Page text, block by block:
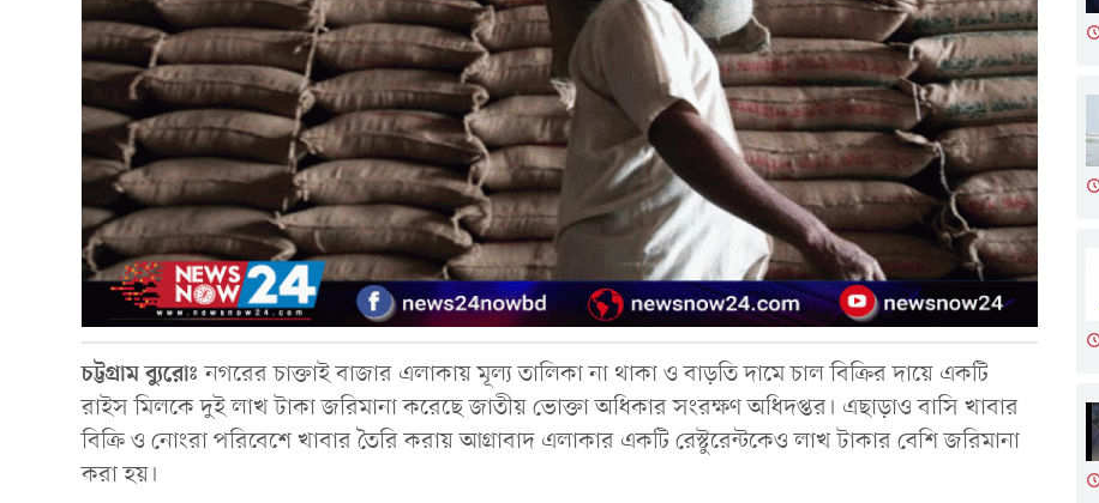
চট্টগ্রাম ব্যুরোঃ নগরের চাক্তাই বাজার এলাকায় মূল্য তালিকা না থাকা ও বাড়তি দামে চাল বিক্রির দায়ে একটি
রাইস মিলকে দুই লাখ টাকা জরিমানা করেছে জাতীয় ভোক্তা অধিকার সংরক্ষণ অধিদপ্তর। এছাড়াও বাসি খাবার
বিক্রি ও নোংরা পরিবেশে খাবার তৈরি করায় আগ্রাবাদ এলাকার একটি রেস্টুরেন্টকেও লাখ টাকার বেশি জরিমানা
করা হয়।